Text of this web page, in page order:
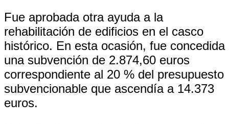
Fue aprobada otra ayuda a la
rehabilitación de edificios en el casco
histórico. En esta ocasión, fue concedida
una subvención de 2.874,60 euros
correspondiente al 20 % del presupuesto
subvencionable que ascendía a 14.373
euros.